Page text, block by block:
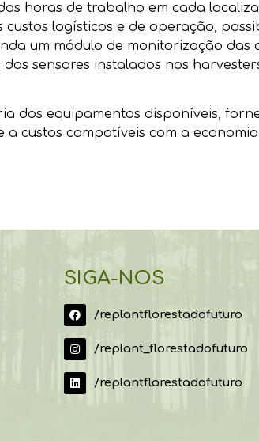
horas de trabalho em cada
logísticos e de operação,
um módulo de monitorização
dos sensores instalados nos
dos equipamentos disponíveis,
a custos compatíveis com a
SIGA-NOS
/replantflorestadofuturo
/replant_florestadofuturo
/replantflorestadofuturo